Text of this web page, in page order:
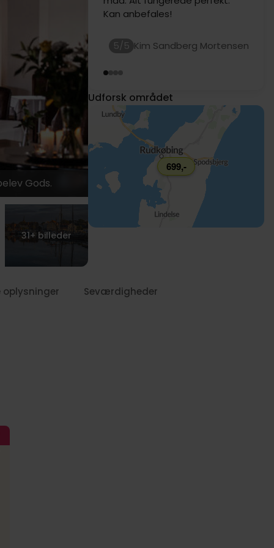
Gods.
31+ billeder
5/5
Udforsk området
699,-
oplysninger Seværdigheder